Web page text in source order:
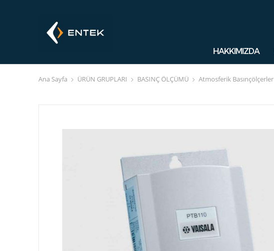
HAKKIMIZDA
Ana Sayfa ÜRÜN GRUPLARI BASINÇ ÖLÇÜMÜ Atmosferik Basınçölçerler